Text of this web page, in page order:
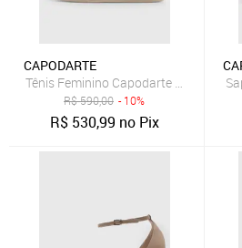
CAPODARTE
Tênis Feminino Capodarte Cano Baixo
R$590,00 - 10%
R$ 530,99 no Pix